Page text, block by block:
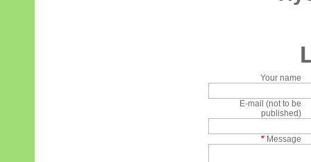
Your name
E-mail (not to be
published)
* Message